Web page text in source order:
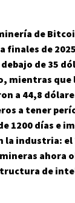
de
finales de
de 35
mientras que
a 44,8
a tener
1200 días e
industria: el
ahora
de